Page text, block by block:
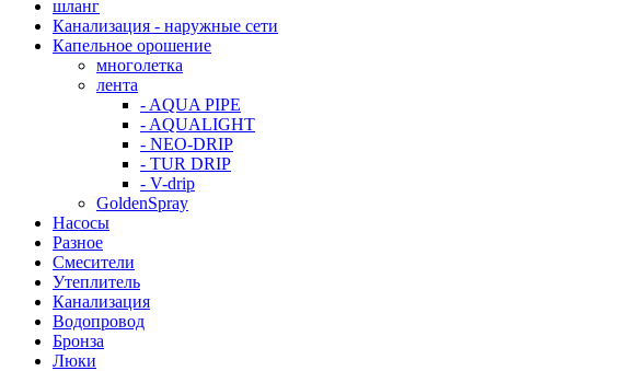
шланг
Канализация - наружные сети
Капельное орошение
многолетка
лента
- AQUA PIPE
- AQUALIGHT
- NEO-DRIP
- TUR DRIP
- V-drip
GoldenSpray
Насосы
Разное
Смесители
Утеплитель
Канализация
Водопровод
Бронза
Люки